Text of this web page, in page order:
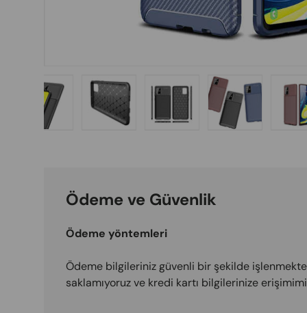
Ödeme ve Güvenlik
Ödeme yöntemleri
Ödeme bilgileriniz güvenli bir şekilde
saklamıyoruz ve kredi kartı bilgilerinize